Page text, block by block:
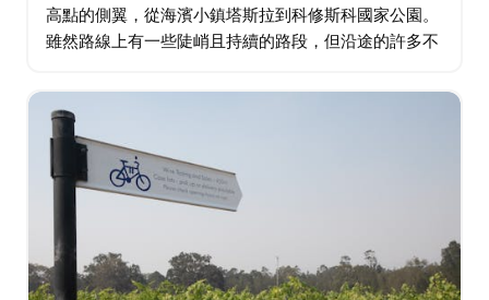
高點的側翼，從海濱小鎮塔斯拉到科修斯科國家公園。
雖然路線上有一些陡峭且持續的路段，但沿途的許多不
人難以置信的多樣性風景…